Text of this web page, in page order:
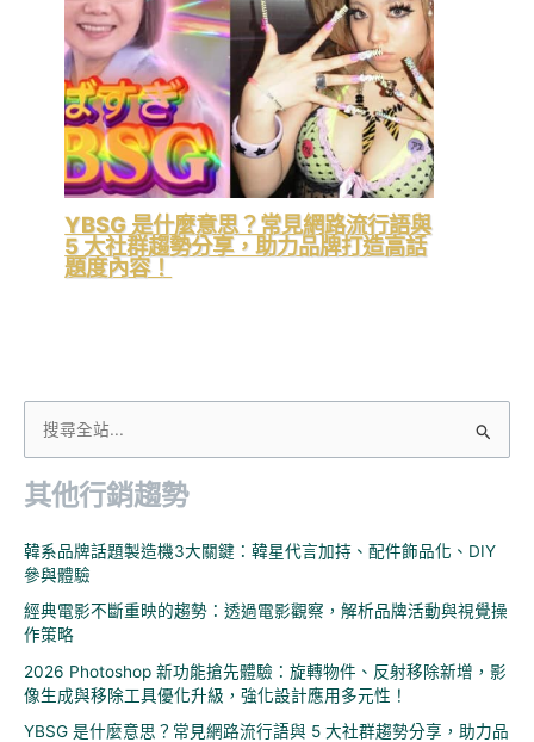
YBSG 是什麼意思？常見網路流行語與
5 大社群趨勢分享，助力品牌打造高話
題度內容！
關
字
其他行銷趨勢
韓系品牌話題製造機3大關鍵：韓星代言加持、配件飾品化、DIY
參與體驗
經典電影不斷重映的趨勢：透過電影觀察，解析品牌活動與視覺操
作策略
2026 Photoshop 新功能搶先體驗：旋轉物件、反射移除新增，影
像生成與移除工具優化升級，強化設計應用多元性！
YBSG 是什麼意思？常見網路流行語與 5 大社群趨勢分享，助力品